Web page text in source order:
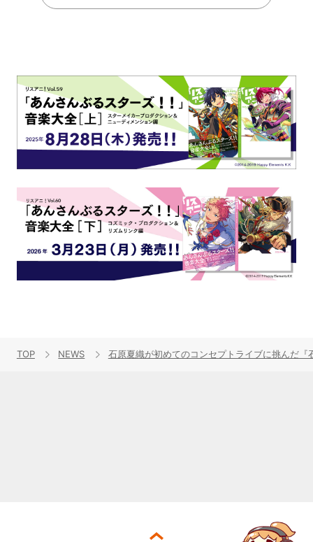
TOP NEWS 石原夏織が初めてのコンセプトライブに挑んだ